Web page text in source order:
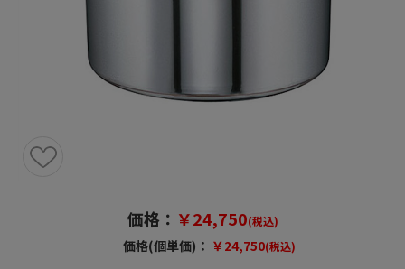
価格： ￥24,750(税込)
価格(個単価)： ￥24,750(税込)